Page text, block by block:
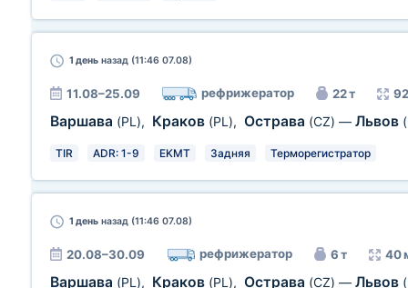
1 день назад (11:46 07.08)
11.08–25.09 рефрижератор 22 т
Варшава (PL), Краков (PL), Острава (CZ) — Львов
TIR ADR: 1-9 EKMT Задняя Терморегистратор
1 день назад (11:46 07.08)
20.08–30.09 рефрижератор 6 т 40
Варшава (PL), Краков (PL), Острава (CZ) — Львов